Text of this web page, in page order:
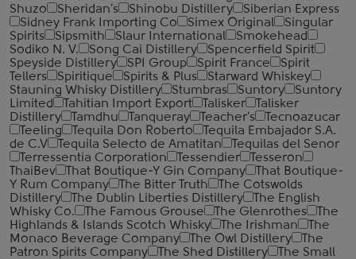
Shuzo
Sheridan's Shinobu Distillery
Siberian Express
Sidney Frank Importing Co
Simex Original
Singular
Spirits
Sipsmith Slaur International
Smokehead
Sodiko N. V.
Song Cai Distillery
Spencerfield Spirit
Speyside Distillery
SPI Group Spirit France
Spirit
Tellers
Spiritique Spirits & Plus
Starward Whiskey
Stauning Whisky Distillery
Stumbras Suntory
Suntory
Limited
Tahitian Import Export Talisker
Talisker
Distillery
Tamdhu Tanqueray Teacher's
Tecnoazucar
Teeling
Tequila Don Roberto
Tequila Embajador S.A.
de C.V
Tequila Selecto de Amatitan
Tequilas del Senor
Terressentia Corporation
Tessendier
Tesseron
ThaiBev
That Boutique-Y Gin Company
That Boutique-
Y Rum Company
The Bitter Truth
The Cotswolds
Distillery
The Dublin Liberties Distillery
The English
Whisky Co.
The Famous Grouse The Glenrothes
The
Highlands & Islands Scotch Whisky
The Irishman
The
Monaco Beverage Company
The Owl Distillery
The
Patron Spirits Company
The Shed Distillery
The Small